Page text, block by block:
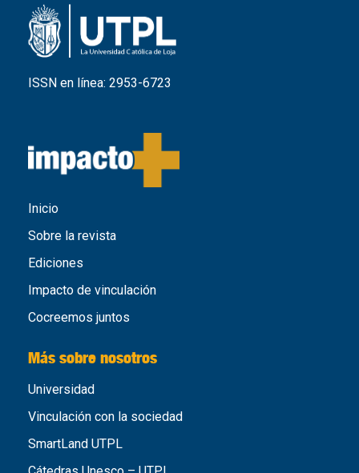
ISSN en línea: 2953-6723
Inicio
Sobre la revista
Ediciones
Impacto de vinculación
Cocreemos juntos
Más sobre nosotros
Universidad
Vinculación con la sociedad
SmartLand UTPL